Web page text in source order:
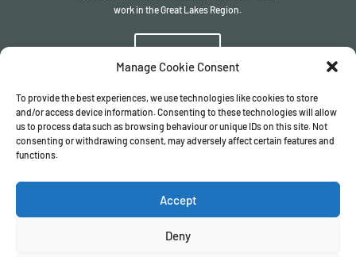
Manage Cookie Consent
To provide the best experiences, we use technologies like cookies to store
and/or access device information. Consenting to these technologies will allow
us to process data such as browsing behaviour or unique IDs on this site. Not
consenting or withdrawing consent, may adversely affect certain features and
functions.
Accept
Deny
work in the Great Lakes Region.
Sign up
© The ITSCI Organisation2026– the Secretariat of the ITSCI
Terms & Conditions